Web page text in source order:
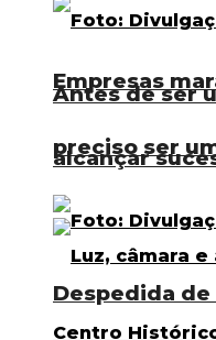
Antes de ser
preciso ser
Despedida
Empresas
alcançar